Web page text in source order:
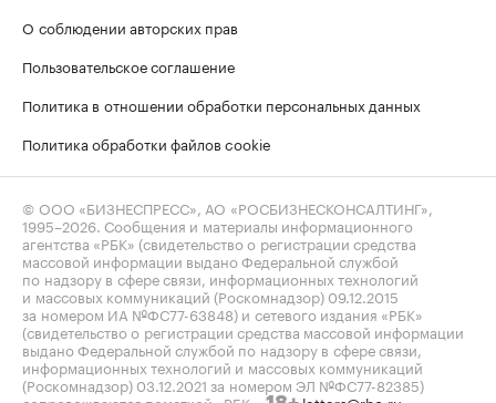
О соблюдении авторских прав
Пользовательское соглашение
Политика в отношении обработки персональных данных
Политика обработки файлов cookie
© ООО «БИЗНЕСПРЕСС», АО «РОСБИЗНЕСКОНСАЛТИНГ»,
1995–2026 . Сообщения и материалы информационного
агентства «РБК» (свидетельство о регистрации средства
массовой информации выдано Федеральной службой
по надзору в сфере связи, информационных технологий
и массовых коммуникаций (Роскомнадзор) 09.12.2015
за номером ИА №ФС77-63848) и сетевого издания «РБК»
(свидетельство о регистрации средства массовой информации
выдано Федеральной службой по надзору в сфере связи,
информационных технологий и массовых коммуникаций
(Роскомнадзор) 03.12.2021 за номером ЭЛ №ФС77-82385)